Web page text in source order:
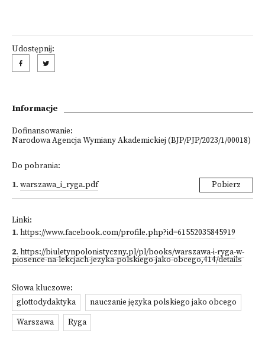
Udostępnij:
Informacje
Dofinansowanie:
Narodowa Agencja Wymiany Akademickiej (BJP/PJP/2023/1/00018)
Do pobrania:
1. warszawa_i_ryga.pdf Pobierz
Linki:
1. https://www.facebook.com/profile.php?id=61552035845919
2. https://biuletynpolonistyczny.pl/pl/books/warszawa-i-ryga-w-
piosence-na-lekcjach-jezyka-polskiego-jako-obcego,414/details
Słowa kluczowe:
glottodydaktyka
nauczanie języka polskiego jako obcego
Warszawa
Ryga